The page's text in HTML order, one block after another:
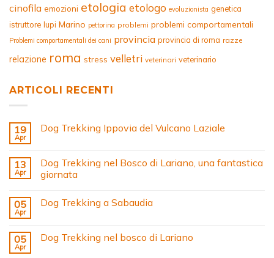
cinofila emozioni etologia etologo evoluzionista genetica
istruttore lupi Marino pettorina problemi problemi comportamentali
Problemi comportamentali dei cani provincia provincia di roma razze
relazione roma stress velletri veterinari veterinario
ARTICOLI RECENTI
19
Apr
Dog Trekking Ippovia del Vulcano Laziale
13
Apr
Dog Trekking nel Bosco di Lariano, una fantastica
giornata
05
Apr
Dog Trekking a Sabaudia
05
Apr
Dog Trekking nel bosco di Lariano